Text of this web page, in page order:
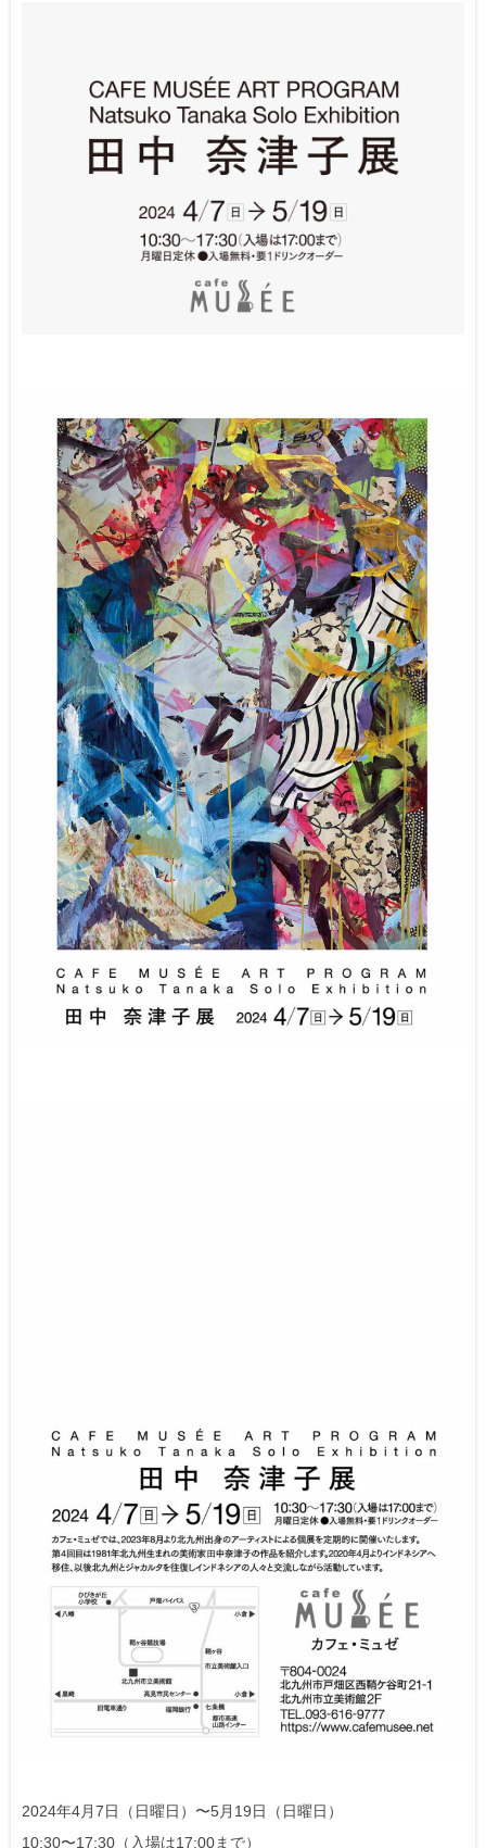
2024年4月7日（日曜日）〜5月19日（日曜日）
10:30〜17:30（入場は17:00まで）